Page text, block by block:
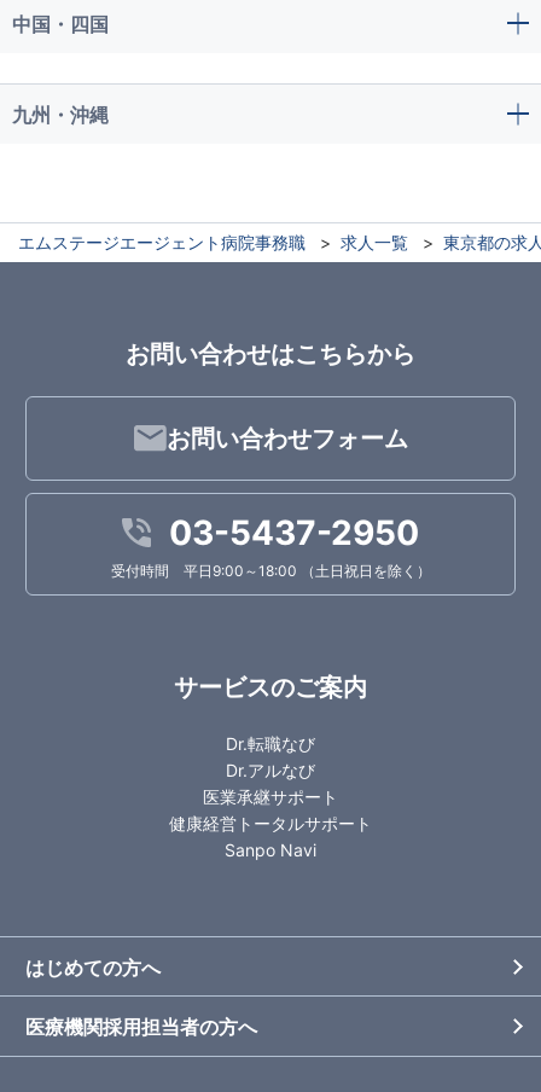
中国・四国
九州・沖縄
エムステージエージェント病院事務職 求人一覧 東京都の求
お問い合わせはこちらから
お問い合わせフォーム
03-5437-2950
受付時間 平日9:00～18:00 （土日祝日を除く）
サービスのご案内
Dr.転職なび
Dr.アルなび
医業承継サポート
健康経営トータルサポート
Sanpo Navi
はじめての方へ
医療機関採用担当者の方へ